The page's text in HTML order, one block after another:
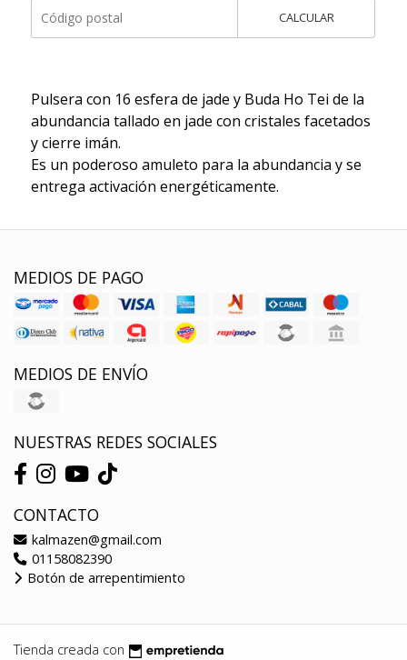
CALCULAR
Pulsera con 16 esfera de jade y Buda Ho Tei de la
abundancia tallado en jade con cristales facetados
y cierre imán.
Es un poderoso amuleto para la abundancia y se
entrega activación energéticamente.
MEDIOS DE PAGO
MEDIOS DE ENVÍO
NUESTRAS REDES SOCIALES
CONTACTO
kalmazen@gmail.com
01158082390
Botón de arrepentimiento
Tienda creada con